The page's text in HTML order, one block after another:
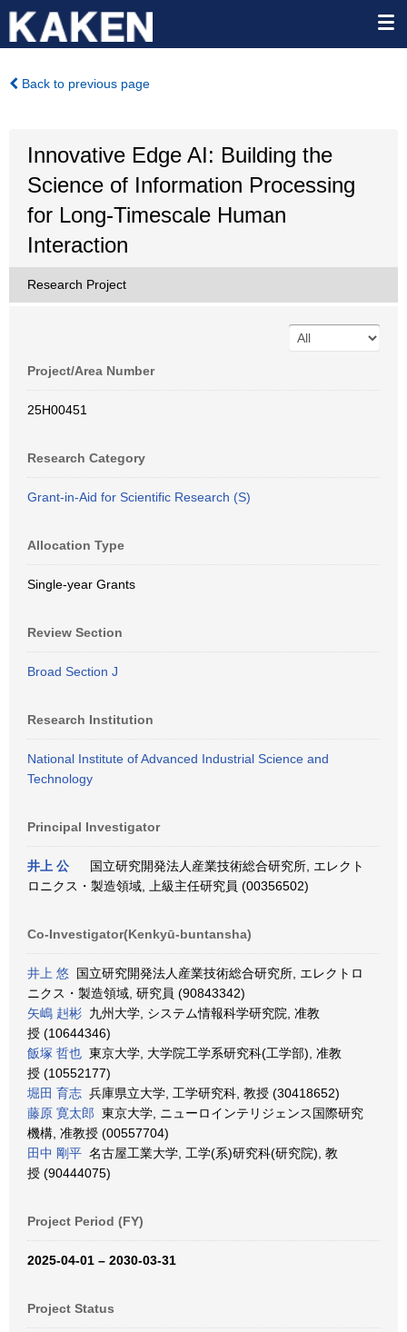
Back to previous page
Innovative Edge AI: Building the
Science of Information Processing
for Long-Timescale Human
Interaction
Research Project
Project/Area Number
25H00451
Research Category
Grant-in-Aid for Scientific Research (S)
Allocation Type
Single-year Grants
Review Section
Broad Section J
Research Institution
National Institute of Advanced Industrial Science and
Technology
Principal Investigator
井上 公
国立研究開発法人産業技術総合研究所, エレクト
ロニクス・製造領域, 上級主任研究員 (00356502)
Co-Investigator(Kenkyū-buntansha)
井上 悠 国立研究開発法人産業技術総合研究所, エレクトロ
ニクス・製造領域, 研究員 (90843342)
矢嶋 赳彬 九州大学, システム情報科学研究院, 准教
授 (10644346)
飯塚 哲也 東京大学, 大学院工学系研究科(工学部), 准教
授 (10552177)
堀田 育志 兵庫県立大学, 工学研究科, 教授 (30418652)
藤原 寛太郎 東京大学, ニューロインテリジェンス国際研究
機構, 准教授 (00557704)
田中 剛平 名古屋工業大学, 工学(系)研究科(研究院), 教
授 (90444075)
Project Period (FY)
2025-04-01 – 2030-03-31
Project Status